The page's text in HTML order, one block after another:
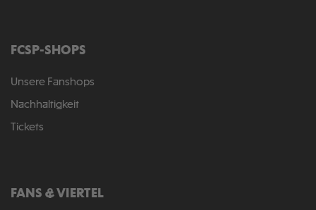
FCSP-SHOPS
Unsere Fanshops
Nachhaltigkeit
Tickets
FANS & VIERTEL